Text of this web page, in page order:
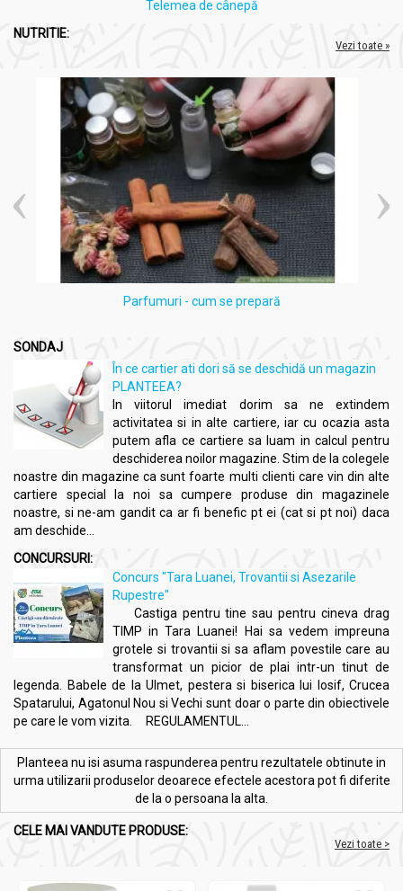
Telemea de cânepă
NUTRITIE:
Vezi toate »
Parfumuri - cum se prepară
SONDAJ
În ce cartier ati dori să se deschidă un magazin
PLANTEEA?
In viitorul imediat dorim sa ne extindem
activitatea si in alte cartiere, iar cu ocazia asta
putem afla ce cartiere sa luam in calcul pentru
deschiderea noilor magazine. Stim de la colegele
noastre din magazine ca sunt foarte multi clienti care vin din alte
cartiere special la noi sa cumpere produse din magazinele
noastre, si ne-am gandit ca ar fi benefic pt ei (cat si pt noi) daca
am deschide...
CONCURSURI:
Concurs "Tara Luanei, Trovantii si Asezarile
Rupestre"
Castiga pentru tine sau pentru cineva drag
TIMP in Tara Luanei! Hai sa vedem impreuna
grotele si trovantii si sa aflam povestile care au
transformat un picior de plai intr-un tinut de
legenda. Babele de la Ulmet, pestera si biserica lui Iosif, Crucea
Spatarului, Agatonul Nou si Vechi sunt doar o parte din obiectivele
pe care le vom vizita. REGULAMENTUL...
Planteea nu isi asuma raspunderea pentru rezultatele obtinute in
urma utilizarii produselor deoarece efectele acestora pot fi diferite
de la o persoana la alta.
CELE MAI VANDUTE PRODUSE:
Vezi toate >